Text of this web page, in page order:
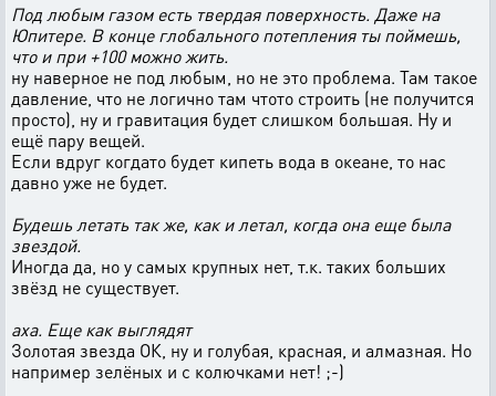
Под любым газом есть твердая поверхность. Даже на
Юпитере. В конце глобального потепления ты поймешь,
что и при +100 можно жить.
ну наверное не под любым, но не это проблема. Там такое
давление, что не логично там чтото строить (не получится
просто), ну и гравитация будет слишком большая. Ну и
ещё пару вещей.
Если вдруг когдато будет кипеть вода в океане, то нас
давно уже не будет.
Будешь летать так же, как и летал, когда она еще была
звездой.
Иногда да, но у самых крупных нет, т.к. таких больших
звёзд не существует.
аха. Еще как выглядят
Золотая звезда ОК, ну и голубая, красная, и алмазная. Но
например зелёных и с колючками нет! ;-)